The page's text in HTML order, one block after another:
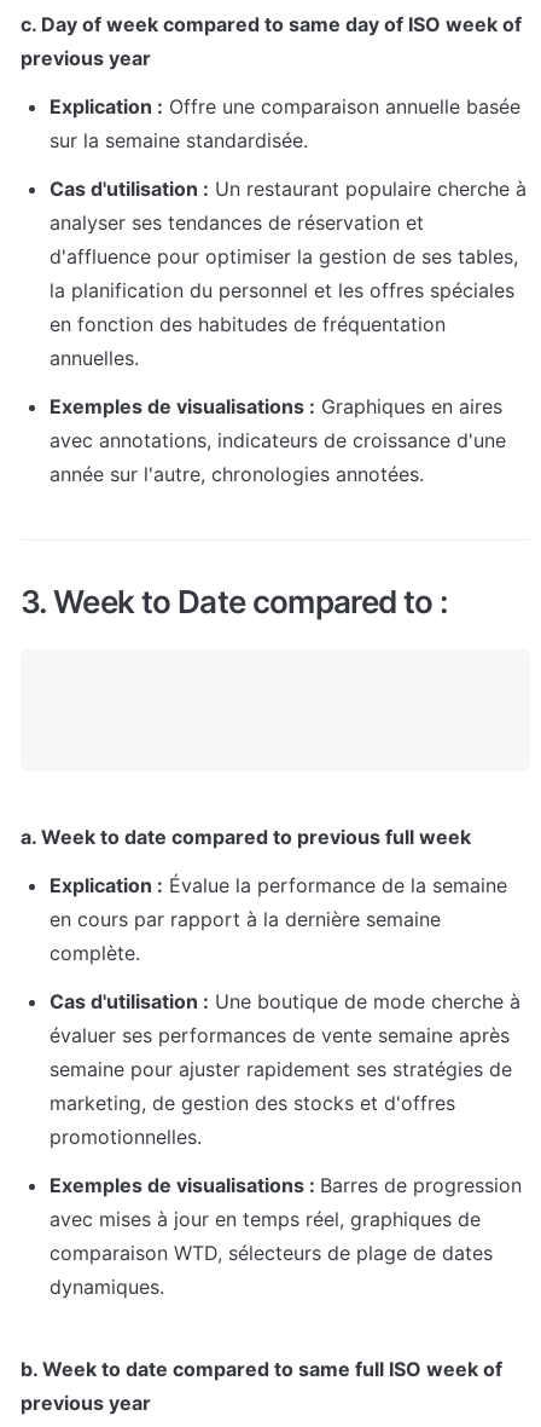
c. Day of week compared to same day of ISO week of
previous year
Explication : Offre une comparaison annuelle basée
sur la semaine standardisée.
Cas d'utilisation : Un restaurant populaire cherche à
analyser ses tendances de réservation et
d'affluence pour optimiser la gestion de ses tables,
la planification du personnel et les offres spéciales
en fonction des habitudes de fréquentation
annuelles.
Exemples de visualisations : Graphiques en aires
avec annotations, indicateurs de croissance d'une
année sur l'autre, chronologies annotées.
3. Week to Date compared to :
a. Week to date compared to previous full week
Explication : Évalue la performance de la semaine
en cours par rapport à la dernière semaine
complète.
Cas d'utilisation : Une boutique de mode cherche à
évaluer ses performances de vente semaine après
semaine pour ajuster rapidement ses stratégies de
marketing, de gestion des stocks et d'offres
promotionnelles.
Exemples de visualisations : Barres de progression
avec mises à jour en temps réel, graphiques de
comparaison WTD, sélecteurs de plage de dates
dynamiques.
b. Week to date compared to same full ISO week of
previous year